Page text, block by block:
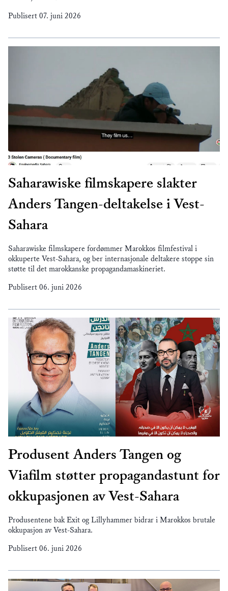
Publisert 07. juni 2026
Saharawiske filmskapere slakter
Anders Tangen-deltakelse i Vest-
Sahara
Saharawiske filmskapere fordømmer Marokkos filmfestival i
okkuperte Vest-Sahara, og ber internasjonale deltakere stoppe sin
støtte til det marokkanske propagandamaskineriet.
Publisert 06. juni 2026
Produsent Anders Tangen og
Viafilm støtter propagandastunt for
okkupasjonen av Vest-Sahara
Produsentene bak Exit og Lillyhammer bidrar i Marokkos brutale
okkupasjon av Vest-Sahara.
Publisert 06. juni 2026